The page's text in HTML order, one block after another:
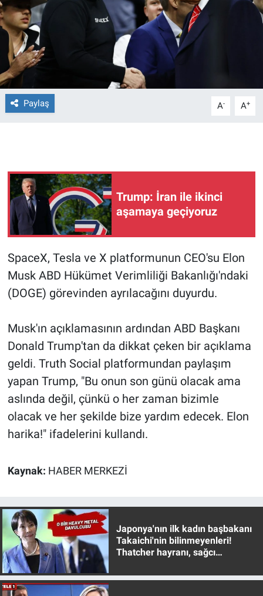
Paylaş A- A+
Trump: İran ile ikinci
aşamaya geçiyoruz
SpaceX, Tesla ve X platformunun CEO'su Elon
Musk ABD Hükümet Verimliliği Bakanlığı'ndaki
(DOGE) görevinden ayrılacağını duyurdu.
Musk'ın açıklamasının ardından ABD Başkanı
Donald Trump'tan da dikkat çeken bir açıklama
geldi. Truth Social platformundan paylaşım
yapan Trump, "Bu onun son günü olacak ama
aslında değil, çünkü o her zaman bizimle
olacak ve her şekilde bize yardım edecek. Elon
harika!" ifadelerini kullandı.
Kaynak: HABER MERKEZİ
Japonya'nın ilk kadın başbakanı
Takaichi'nin bilinmeyenleri!
Thatcher hayranı, sağcı
Forum
Gerçeğin İzinde
Gün Başlıyor
Gün Bitiyor
Günün görüntüsü
Haber
Kimdir
Kültür Sanat
Ne demişti
Nedir
Popüler
Spor
Teknoloji
Türkiye'nin Geleceği